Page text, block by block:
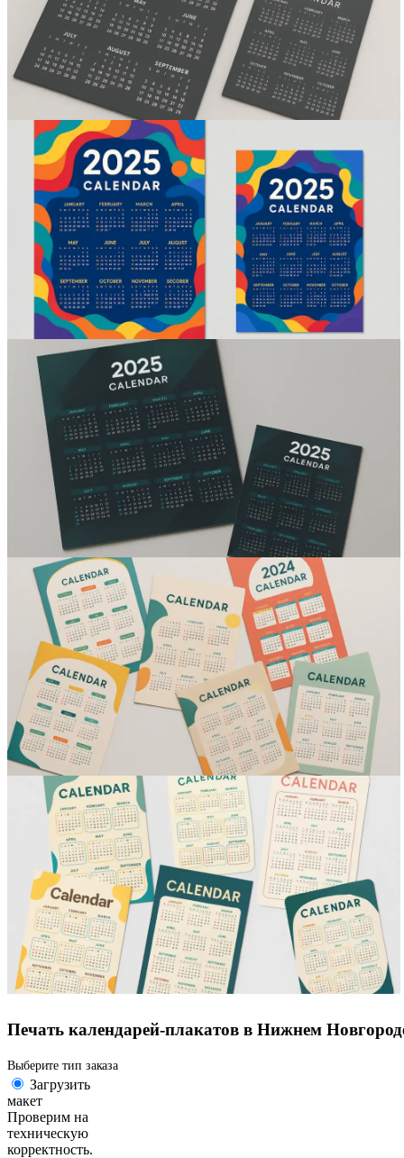
Вакансии
О компании
Написать директору
Арендодателям
Портфолио
Франшиза
Контакты
Печать календарей-плакатов в Нижнем
Выберите тип заказа
Загрузить
макет
Проверим на
техническую
корректность.